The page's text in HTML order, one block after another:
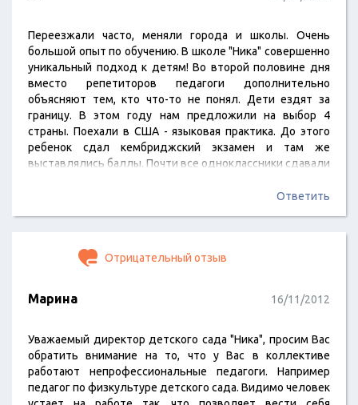
Переезжали часто, меняли города и школы. Очень
большой опыт по обучению. В школе "Ника" совершенно
уникальный подход к детям! Во второй половине дня
вместо репетиторов педагоги дополнительно
объясняют тем, кто что-то не понял. Дети ездят за
границу. В этом году нам предложили на выбор 4
страны. Поехали в США - языковая практика. До этого
ребенок сдал кембриджский экзамен и там же
выставлялись баллы. Почти все одноклассники сдавали
ездим на экскурсии. Сами не всегда успеваем. Спасибо
Ответить
Отрицательный отзыв
Марина 16/11/2012
Уважаемый директор детского сада "Ника", просим Вас
обратить внимание на то, что у Вас в коллективе
работают непрофессиональные педагоги. Например
педагог по физкультуре детского сада. Видимо человек